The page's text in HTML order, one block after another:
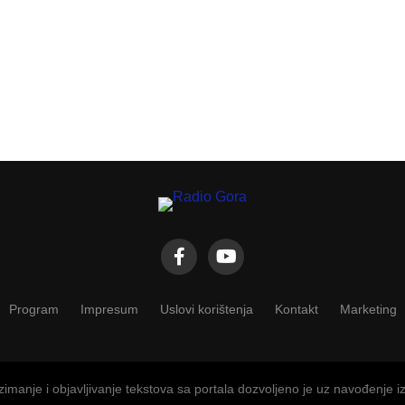
Program Impresum Uslovi korištenja Kontakt Marketing
i objavljivanje tekstova sa portala dozvoljeno je uz navođenje